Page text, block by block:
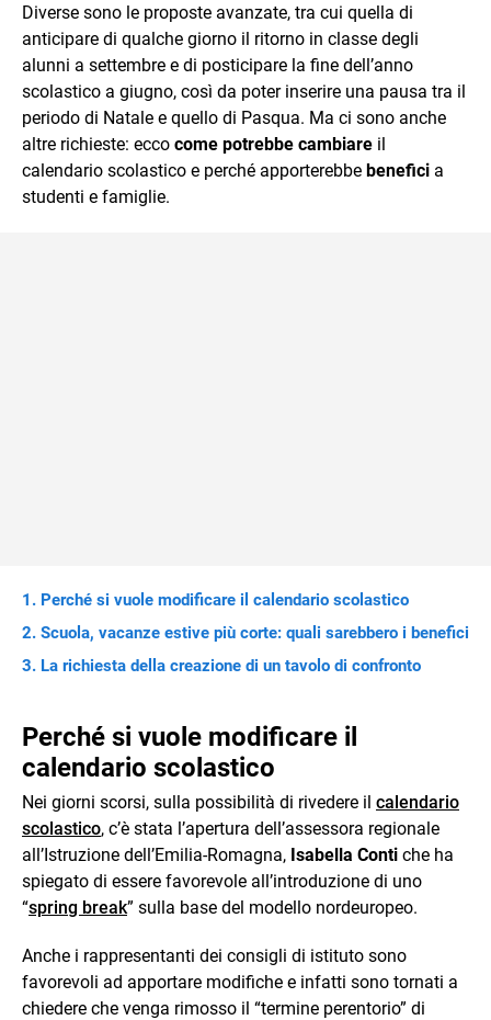
Diverse sono le proposte avanzate, tra cui quella di
anticipare di qualche giorno il ritorno in classe degli
alunni a settembre e di posticipare la fine dell’anno
scolastico a giugno, così da poter inserire una pausa tra il
periodo di Natale e quello di Pasqua. Ma ci sono anche
altre richieste: ecco come potrebbe cambiare il
calendario scolastico e perché apporterebbe benefici a
studenti e famiglie.
Perché si vuole modificare il calendario scolastico
Scuola, vacanze estive più corte: quali sarebbero i benefici
La richiesta della creazione di un tavolo di confronto
Perché si vuole modificare il
calendario scolastico
Nei giorni scorsi, sulla possibilità di rivedere il calendario
scolastico, c’è stata l’apertura dell’assessora regionale
all’Istruzione dell’Emilia-Romagna, Isabella Conti che ha
spiegato di essere favorevole all’introduzione di uno
“spring break” sulla base del modello nordeuropeo.
Anche i rappresentanti dei consigli di istituto sono
favorevoli ad apportare modifiche e infatti sono tornati a
chiedere che venga rimosso il “termine perentorio” di